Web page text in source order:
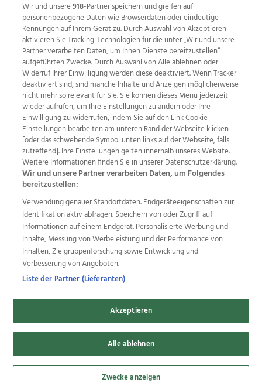
Wir über uns Mediadaten Kontakt
Jobs
Datenschutz
Impressum
AGB Anzeigekunden
AGB Website
Ehrenkodex Politische Werbung
Weitere Angebote des Medienhauses Wimmer
TV1 di-mog-i.at OÖNow
Ischler Woche
Life Radio
OÖNachrichten
OÖN Immobilien
OÖN Karriere
OÖN Reise
Promenaden Galerien
Regionaljobs
wasistlos.at
Copyrights © 2026 Tips Zeitungs GmbH & Co KG
developed by11x11.net
Cookie Einstellungen bearbeiten
Wir und unsere918-Partner speichern und greifen auf
personenbezogene Daten wie Browserdaten oder eindeutige
Kennungen auf Ihrem Gerät zu. Durch Auswahl von Akzeptieren
aktivieren Sie Tracking-Technologien für die unter „Wir und unsere
Partner verarbeiten Daten, um Ihnen Dienste bereitzustellen“
aufgeführten Zwecke. Durch Auswahl von Alle ablehnen oder
Widerruf Ihrer Einwilligung werden diese deaktiviert. Wenn Tracker
deaktiviert sind, sind manche Inhalte und Anzeigen möglicherweise
nicht mehr so relevant für Sie. Sie können dieses Menü jederzeit
wieder aufrufen, um Ihre Einstellungen zu ändern oder Ihre
Einwilligung zu widerrufen, indem Sie auf den Link Cookie
Einstellungen bearbeiten am unteren Rand der Webseite klicken
[oder das schwebende Symbol unten links auf der Webseite, falls
zutreffend]. Ihre Einstellungen gelten innerhalb unseres Website.
Weitere Informationen finden Sie in unserer Datenschutzerklärung.
Wir und unsere Partner verarbeiten Daten, um Folgendes
bereitzustellen:
Verwendung genauer Standortdaten. Endgeräteeigenschaften zur
Identifikation aktiv abfragen. Speichern von oder Zugriff auf
Informationen auf einem Endgerät. Personalisierte Werbung und
Inhalte, Messung von Werbeleistung und der Performance von
Inhalten, Zielgruppenforschung sowie Entwicklung und
Verbesserung von Angeboten.
Liste der Partner (Lieferanten)
Akzeptieren
Alle ablehnen
Zwecke anzeigen